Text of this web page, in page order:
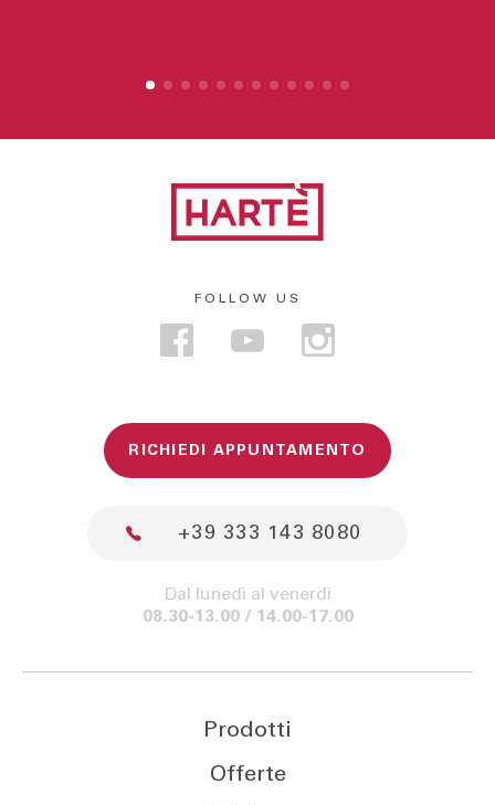
FOLLOW US
RICHIEDI APPUNTAMENTO
+39 333 143 8080
Dal lunedì al venerdì
08.30-13.00 / 14.00-17.00
Prodotti
Offerte